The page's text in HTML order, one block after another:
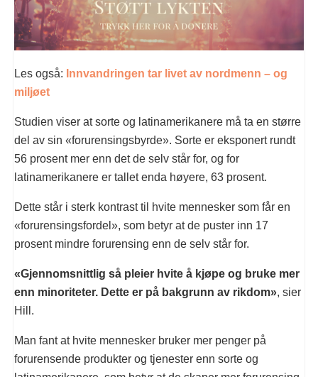
Les også: Innvandringen tar livet av nordmenn – og
miljøet
Studien viser at sorte og latinamerikanere må ta en større
del av sin «forurensingsbyrde». Sorte er eksponert rundt
56 prosent mer enn det de selv står for, og for
latinamerikanere er tallet enda høyere, 63 prosent.
Dette står i sterk kontrast til hvite mennesker som får en
«forurensingsfordel», som betyr at de puster inn 17
prosent mindre forurensing enn de selv står for.
«Gjennomsnittlig så pleier hvite å kjøpe og bruke mer
enn minoriteter. Dette er på bakgrunn av rikdom», sier
Hill.
Man fant at hvite mennesker bruker mer penger på
forurensende produkter og tjenester enn sorte og